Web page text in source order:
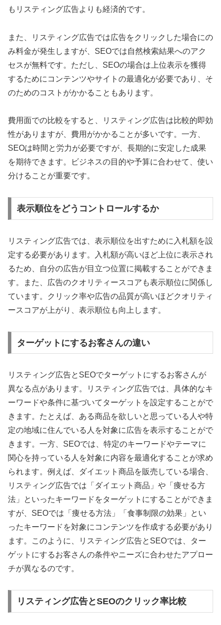
もリスティング広告よりも経済的です。
また、リスティング広告では広告をクリックした場合にの
み料金が発生しますが、SEOでは自然検索結果へのアク
セスが無料です。ただし、SEOの場合は上位表示を獲得
するためにコンテンツやサイトの最適化が必要であり、そ
のためのコストがかかることもあります。
費用面での比較をすると、リスティング広告は比較的即効
性がありますが、費用がかかることが多いです。一方、
SEOは時間と労力が必要ですが、長期的に安定した成果
を期待できます。ビジネスの目的や予算に合わせて、使い
分けることが重要です。
表示順位をどうコントロールするか
リスティング広告では、表示順位を出すために入札額を設
定する必要があります。入札額が高いほど上位に表示され
るため、自分の広告が目立つ位置に掲載することができま
す。また、広告のクオリティースコアも表示順位に関係し
ています。クリック率や広告の品質が高いほどクオリティ
ースコアが上がり、表示順位も向上します。
ターゲットにするお客さんの違い
リスティング広告とSEOでターゲットにするお客さんが
異なる点があります。リスティング広告では、具体的なキ
ーワードや条件に基づいてターゲットを設定することがで
きます。たとえば、ある商品を欲しいと思っている人や特
定の地域に住んでいる人を対象に広告を表示することがで
きます。一方、SEOでは、特定のキーワードやテーマに
関心を持っている人を対象に内容を最適化することが求め
られます。例えば、ダイエット商品を販売している場合、
リスティング広告では「ダイエット商品」や「痩せる方
法」といったキーワードをターゲットにすることができま
すが、SEOでは「痩せる方法」「食事制限の効果」とい
ったキーワードを対象にコンテンツを作成する必要があり
ます。このように、リスティング広告とSEOでは、ター
ゲットにするお客さんの条件やニーズに合わせたアプロー
チが異なるのです。
リスティング広告とSEOのクリック率比較